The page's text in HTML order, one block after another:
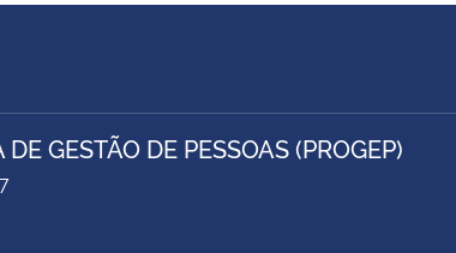
GESTÃO DE PESSOAS (PROGEP)